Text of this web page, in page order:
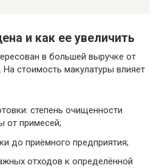
и как ее увеличить
в большей выручке от
стоимость макулатуры влияет
степень очищенности
от примесей;
до приёмного предприятия;
отходов к определённой